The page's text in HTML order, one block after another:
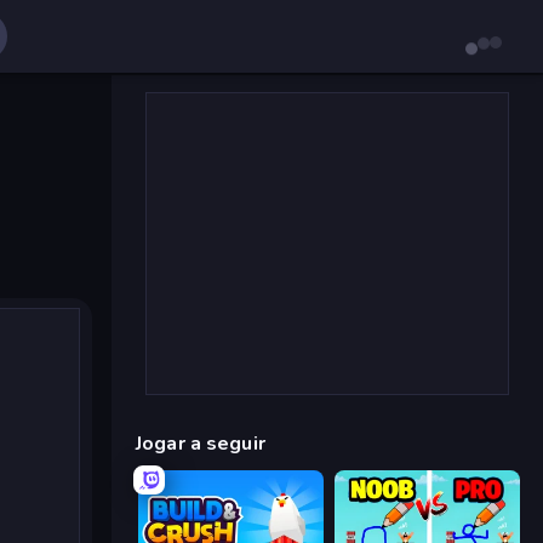
Jogar a seguir